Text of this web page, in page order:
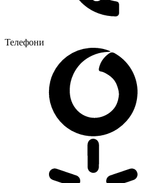
Телефони